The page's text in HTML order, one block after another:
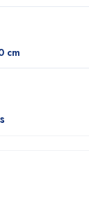
cm